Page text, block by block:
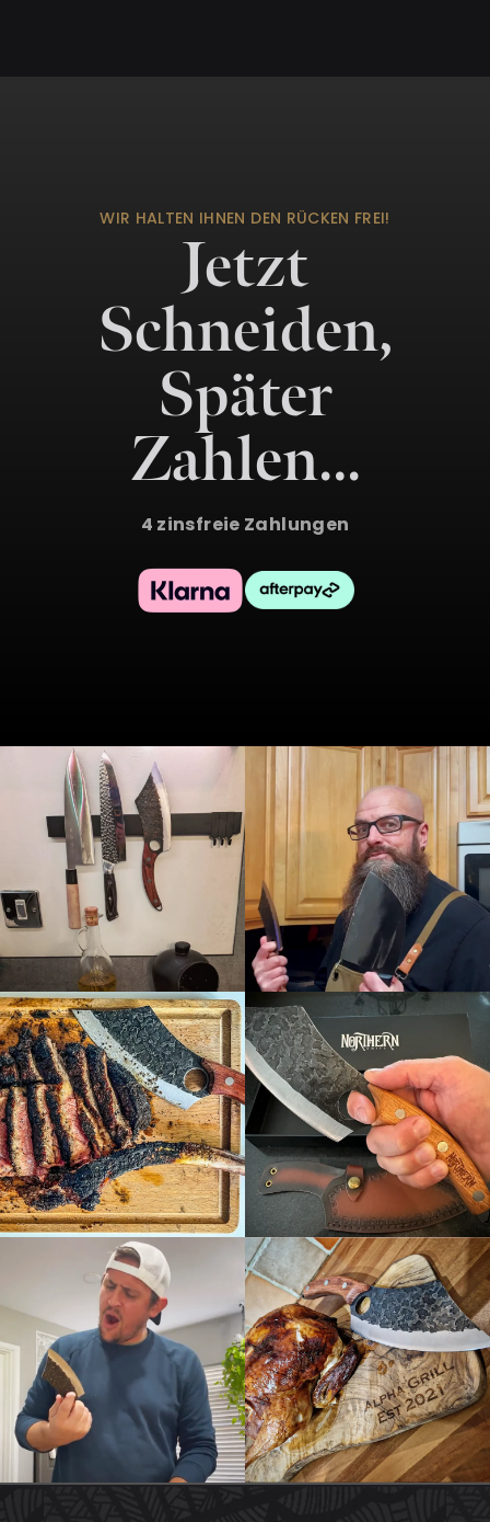
WIR HALTEN IHNEN DEN RÜCKEN FREI!
Jetzt
Schneiden,
Später
Zahlen…
4 zinsfreie Zahlungen